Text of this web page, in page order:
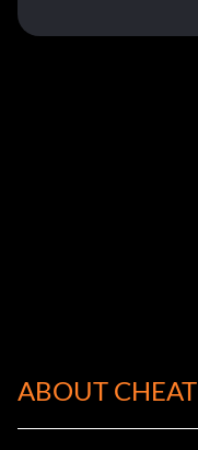
ABOUT CHEAT